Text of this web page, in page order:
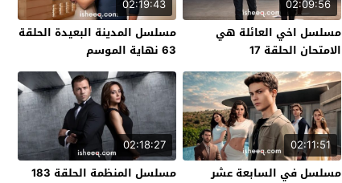
02:09:56
مسلسل اخي العائلة هي
الامتحان الحلقة 17
02:19:43
مسلسل المدينة البعيدة الحلقة
63 نهاية الموسم
02:11:51
مسلسل في السابعة عشر
02:18:27
مسلسل المنظمة الحلقة 183